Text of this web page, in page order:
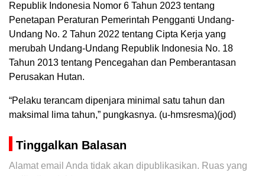
Republik Indonesia Nomor 6 Tahun 2023 tentang
Penetapan Peraturan Pemerintah Pengganti Undang-
Undang No. 2 Tahun 2022 tentang Cipta Kerja yang
merubah Undang-Undang Republik Indonesia No. 18
Tahun 2013 tentang Pencegahan dan Pemberantasan
Perusakan Hutan.
“Pelaku terancam dipenjara minimal satu tahun dan
maksimal lima tahun,” pungkasnya. (u-hmsresma)(jod)
Tinggalkan Balasan
Alamat email Anda tidak akan dipublikasikan. Ruas yang